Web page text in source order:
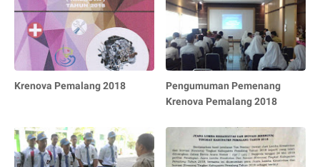
Krenova Pemalang 2018
Pengumuman Pemenang
Krenova Pemalang 2018